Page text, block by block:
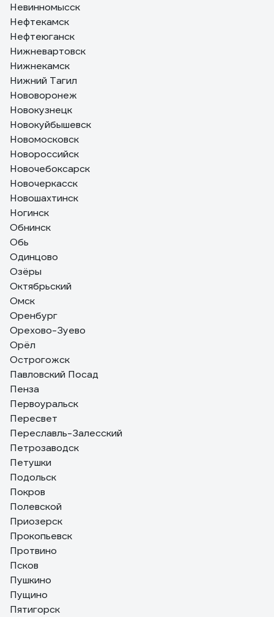
Невинномысск
Нефтекамск
Нефтеюганск
Нижневартовск
Нижнекамск
Нижний Тагил
Нововоронеж
Новокузнецк
Новокуйбышевск
Новомосковск
Новороссийск
Новочебоксарск
Новочеркасск
Новошахтинск
Ногинск
Обнинск
Обь
Одинцово
Озёры
Октябрьский
Омск
Оренбург
Орехово-Зуево
Орёл
Острогожск
Павловский Посад
Пенза
Первоуральск
Пересвет
Переславль-Залесский
Петрозаводск
Петушки
Подольск
Покров
Полевской
Приозерск
Прокопьевск
Протвино
Псков
Пушкино
Пущино
Пятигорск